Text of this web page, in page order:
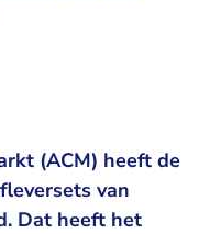
(ACM) heeft de
van
Dat heeft het